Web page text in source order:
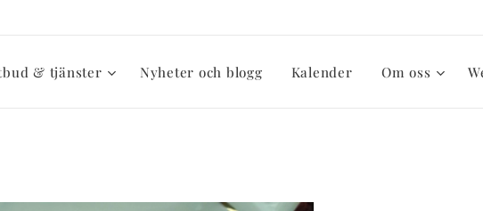
& tjänster Nyheter och blogg Kalender Om oss